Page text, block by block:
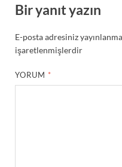
Bir yanıt yazın
E-posta adresiniz
işaretlenmişlerdir
YORUM *